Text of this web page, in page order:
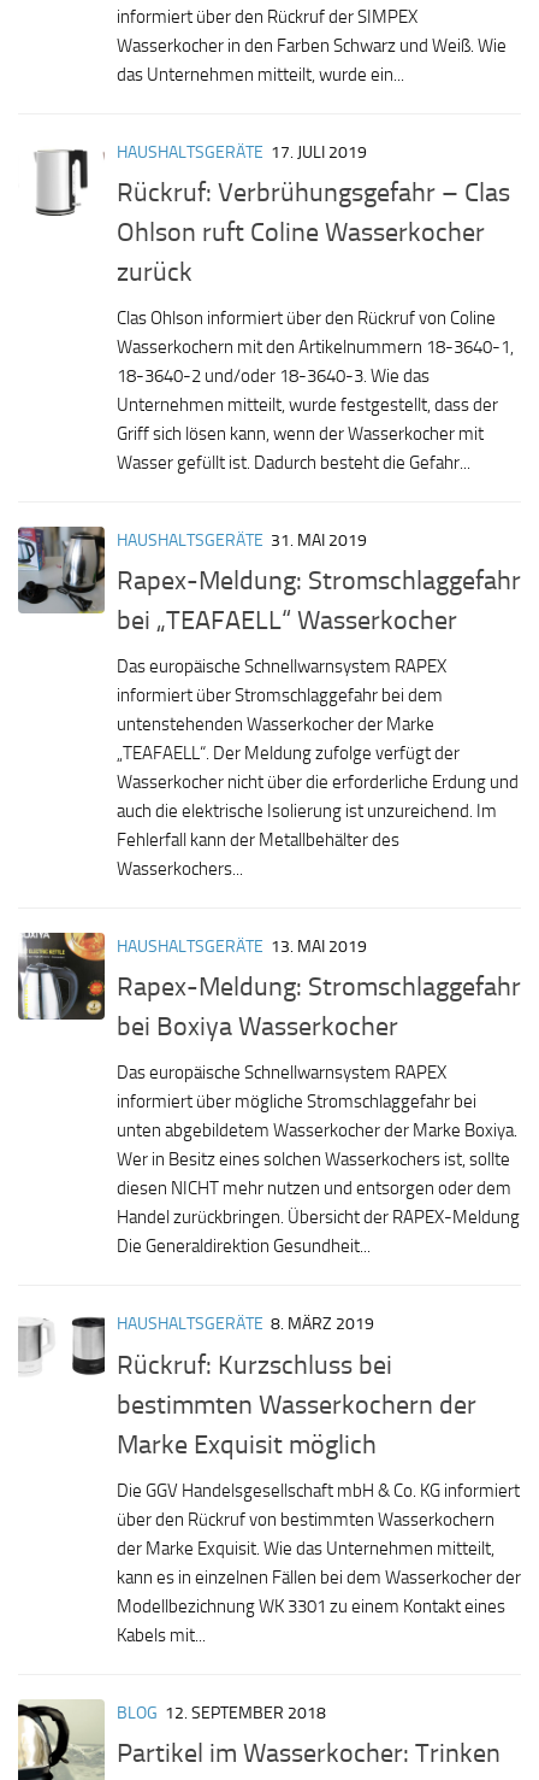
informiert über den Rückruf der SIMPEX
Wasserkocher in den Farben Schwarz und Weiß. Wie
das Unternehmen mitteilt, wurde ein...
HAUSHALTSGERÄTE 17. JULI 2019
Rückruf: Verbrühungsgefahr – Clas
Ohlson ruft Coline Wasserkocher
zurück
Clas Ohlson informiert über den Rückruf von Coline
Wasserkochern mit den Artikelnummern 18-3640-1,
18-3640-2 und/oder 18-3640-3. Wie das
Unternehmen mitteilt, wurde festgestellt, dass der
Griff sich lösen kann, wenn der Wasserkocher mit
Wasser gefüllt ist. Dadurch besteht die Gefahr...
HAUSHALTSGERÄTE 31. MAI 2019
Rapex-Meldung: Stromschlaggefahr
bei „TEAFAELL“ Wasserkocher
Das europäische Schnellwarnsystem RAPEX
informiert über Stromschlaggefahr bei dem
untenstehenden Wasserkocher der Marke
„TEAFAELL“. Der Meldung zufolge verfügt der
Wasserkocher nicht über die erforderliche Erdung und
auch die elektrische Isolierung ist unzureichend. Im
Fehlerfall kann der Metallbehälter des
Wasserkochers...
HAUSHALTSGERÄTE 13. MAI 2019
Rapex-Meldung: Stromschlaggefahr
bei Boxiya Wasserkocher
Das europäische Schnellwarnsystem RAPEX
informiert über mögliche Stromschlaggefahr bei
unten abgebildetem Wasserkocher der Marke Boxiya.
Wer in Besitz eines solchen Wasserkochers ist, sollte
diesen NICHT mehr nutzen und entsorgen oder dem
Handel zurückbringen. Übersicht der RAPEX-Meldung
Die Generaldirektion Gesundheit...
HAUSHALTSGERÄTE 8. MÄRZ 2019
Rückruf: Kurzschluss bei
bestimmten Wasserkochern der
Marke Exquisit möglich
Die GGV Handelsgesellschaft mbH & Co. KG informiert
über den Rückruf von bestimmten Wasserkochern
der Marke Exquisit. Wie das Unternehmen mitteilt,
kann es in einzelnen Fällen bei dem Wasserkocher der
Modellbezichnung WK 3301 zu einem Kontakt eines
Kabels mit...
BLOG 12. SEPTEMBER 2018
Partikel im Wasserkocher: Trinken